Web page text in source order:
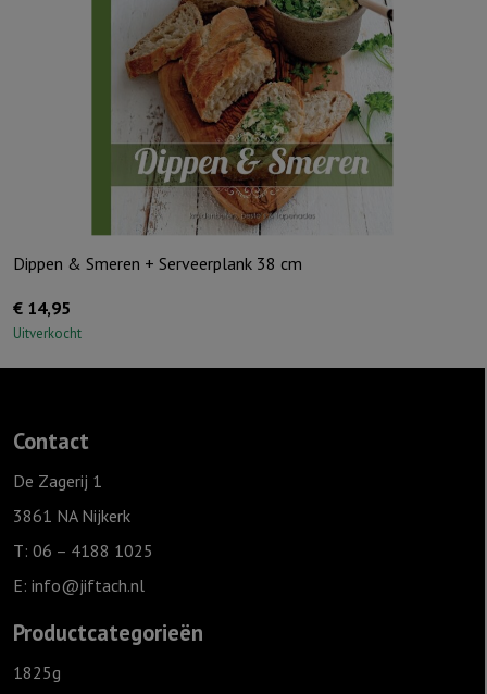
Dippen & Smeren + Serveerplank 38 cm
€ 14,95
Uitverkocht
Contact
De Zagerij 1
3861 NA Nijkerk
T: 06 – 4188 1025
E: info@jiftach.nl
Productcategorieën
1825g